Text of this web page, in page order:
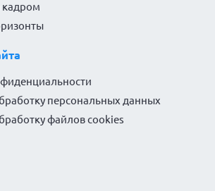
кадром
персональных данных
файлов cookies